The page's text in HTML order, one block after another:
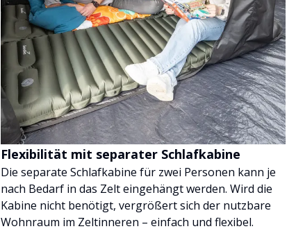
Flexibilität mit separater Schlafkabine
Die separate Schlafkabine für zwei Personen kann je
nach Bedarf in das Zelt eingehängt werden. Wird die
Kabine nicht benötigt, vergrößert sich der nutzbare
Wohnraum im Zeltinneren – einfach und flexibel.